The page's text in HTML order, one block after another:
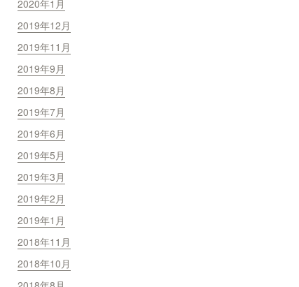
2020年1月
2019年12月
2019年11月
2019年9月
2019年8月
2019年7月
2019年6月
2019年5月
2019年3月
2019年2月
2019年1月
2018年11月
2018年10月